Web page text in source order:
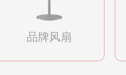
品牌风扇